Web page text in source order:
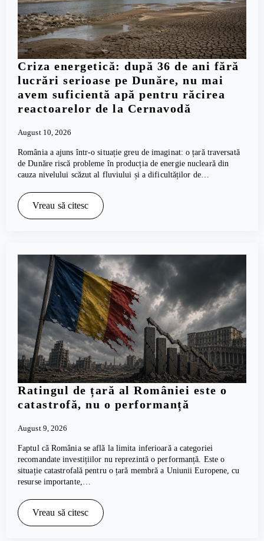
Criza energetică: după 36 de ani fără
lucrări serioase pe Dunăre, nu mai
avem suficientă apă pentru răcirea
reactoarelor de la Cernavodă
August 10, 2026
România a ajuns într-o situație greu de imaginat: o țară traversată
de Dunăre riscă probleme în producția de energie nucleară din
cauza nivelului scăzut al fluviului și a dificultăților de…
Vreau să citesc
Ratingul de țară al României este o
catastrofă, nu o performanță
August 9, 2026
Faptul că România se află la limita inferioară a categoriei
recomandate investițiilor nu reprezintă o performanță. Este o
situație catastrofală pentru o țară membră a Uniunii Europene, cu
resurse importante,…
Vreau să citesc